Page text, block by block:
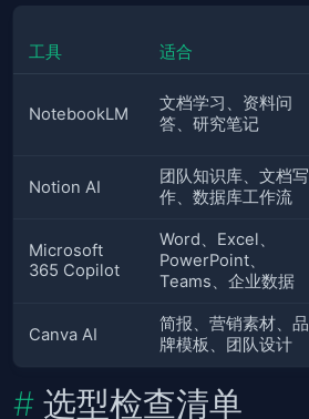
工具 适合
NotebookLM
文档学习、资料问
答、研究笔记
Notion AI
团队知识库、文档写
作、数据库工作流
Microsoft
365 Copilot
Word、Excel、
PowerPoint、
Teams、企业数据
Canva AI
简报、营销素材、品
牌模板、团队设计
选型检查清单